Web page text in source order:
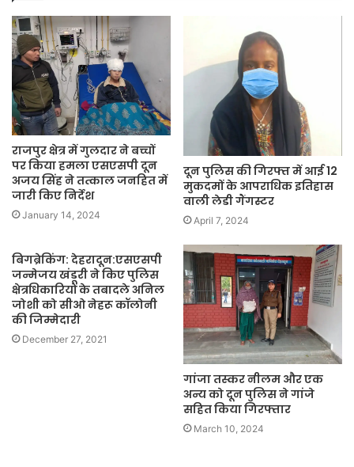
राजपुर क्षेत्र में गुलदार ने बच्चों
पर किया हमला एसएसपी दून
अजय सिंह ने तत्काल जनहित में
जारी किए निर्देश
January 14, 2024
दून पुलिस की गिरफ्त में आई 12
मुकदमों के आपराधिक इतिहास
वाली लेडी गैंगस्टर
April 7, 2024
बिगब्रेकिंग: देहरादून:एसएसपी
जन्मेजय खंडूरी ने किए पुलिस
क्षेत्रधिकारियों के तबादले अनिल
जोशी को सीओ नेहरू कॉलोनी
की जिम्मेदारी
December 27, 2021
गांजा तस्कर नीलम और एक
अन्य को दून पुलिस ने गांजे
सहित किया गिरफ्तार
March 10, 2024